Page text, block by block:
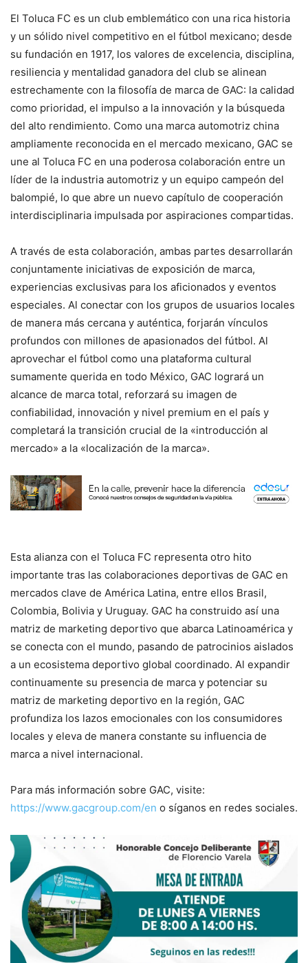
El Toluca FC es un club emblemático con una rica historia
y un sólido nivel competitivo en el fútbol mexicano; desde
su fundación en 1917, los valores de excelencia, disciplina,
resiliencia y mentalidad ganadora del club se alinean
estrechamente con la filosofía de marca de GAC: la calidad
como prioridad, el impulso a la innovación y la búsqueda
del alto rendimiento. Como una marca automotriz china
ampliamente reconocida en el mercado mexicano, GAC se
une al Toluca FC en una poderosa colaboración entre un
líder de la industria automotriz y un equipo campeón del
balompié, lo que abre un nuevo capítulo de cooperación
interdisciplinaria impulsada por aspiraciones compartidas.
A través de esta colaboración, ambas partes desarrollarán
conjuntamente iniciativas de exposición de marca,
experiencias exclusivas para los aficionados y eventos
especiales. Al conectar con los grupos de usuarios locales
de manera más cercana y auténtica, forjarán vínculos
profundos con millones de apasionados del fútbol. Al
aprovechar el fútbol como una plataforma cultural
sumamente querida en todo México, GAC logrará un
alcance de marca total, reforzará su imagen de
confiabilidad, innovación y nivel premium en el país y
completará la transición crucial de la «introducción al
mercado» a la «localización de la marca».
Esta alianza con el Toluca FC representa otro hito
importante tras las colaboraciones deportivas de GAC en
mercados clave de América Latina, entre ellos Brasil,
Colombia, Bolivia y Uruguay. GAC ha construido así una
matriz de marketing deportivo que abarca Latinoamérica y
se conecta con el mundo, pasando de patrocinios aislados
a un ecosistema deportivo global coordinado. Al expandir
continuamente su presencia de marca y potenciar su
matriz de marketing deportivo en la región, GAC
profundiza los lazos emocionales con los consumidores
locales y eleva de manera constante su influencia de
marca a nivel internacional.
Para más información sobre GAC, visite:
https://www.gacgroup.com/en o síganos en redes sociales.